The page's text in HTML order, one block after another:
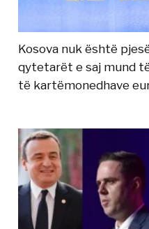
Kosova nuk është
qytetarët e saj mund
të kartëmonedhave